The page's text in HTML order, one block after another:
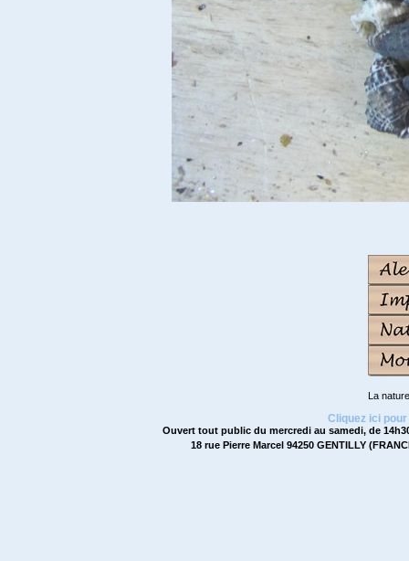
La
Cliquez ici
Ouvert tout public du mercredi au samedi, de
18 rue Pierre Marcel 94250 GENTILLY